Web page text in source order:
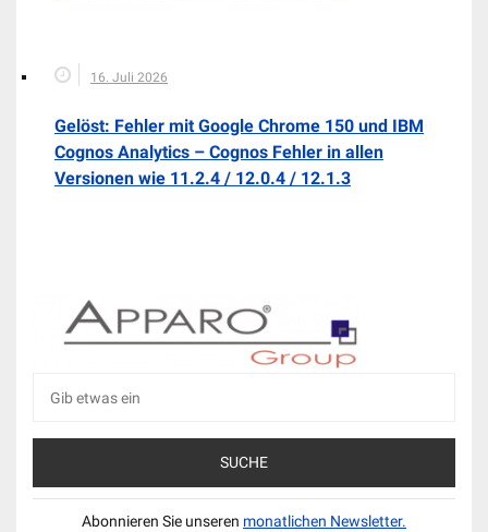
16. Juli 2026
Gelöst: Fehler mit Google Chrome 150 und IBM
Cognos Analytics – Cognos Fehler in allen
Versionen wie 11.2.4 / 12.0.4 / 12.1.3
nach:
Abonnieren Sie unseren monatlichen Newsletter.